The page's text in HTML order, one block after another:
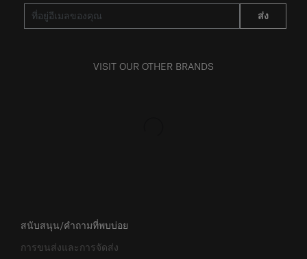
ส่ง
VISIT OUR OTHER BRANDS
สนับสนุน/คำถามที่พบบ่อย
การขนส่งและการจัดส่ง